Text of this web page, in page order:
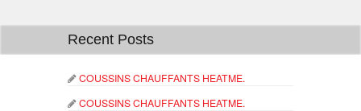
Recent Posts
COUSSINS CHAUFFANTS HEATME.
COUSSINS CHAUFFANTS HEATME.